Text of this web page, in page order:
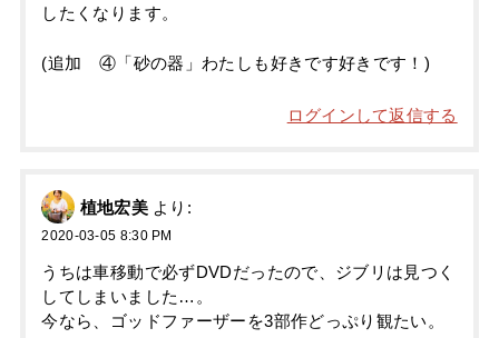
したくなります。
(追加 ④「砂の器」わたしも好きです好きです！)
ログインして返信する
植地宏美 より:
2020-03-05 8:30 PM
うちは車移動で必ずDVDだったので、ジブリは見つく
してしまいました…。
今なら、ゴッドファーザーを3部作どっぷり観たい。